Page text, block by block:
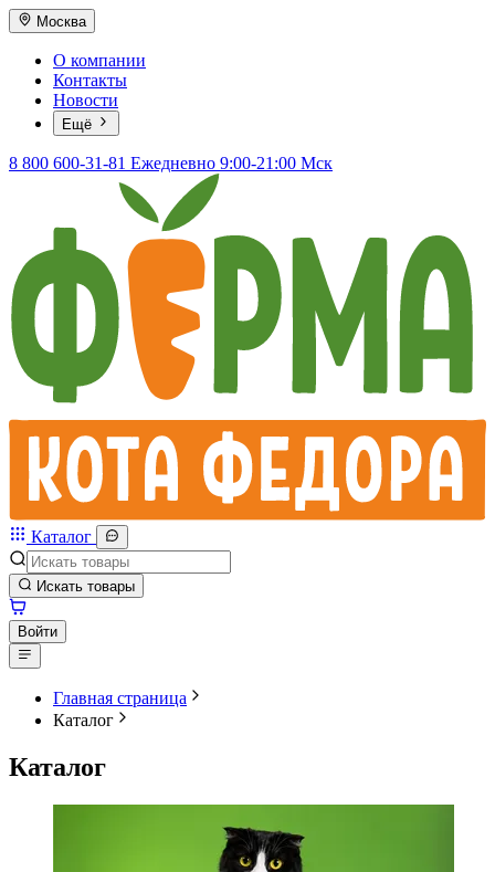
Москва
О компании
Контакты
Новости
Ещё
8 800 600-31-81 Ежедневно 9:00-21:00 Мск
Каталог
Искать товары
Войти
Главная страница
Каталог
Каталог